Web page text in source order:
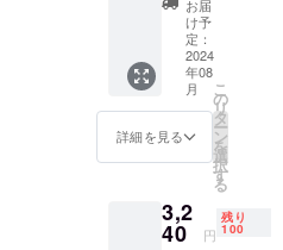
ター
100ml
1本
通常
2,200
円
→
1,980円
お届
け予
定：
2024
年08
月
詳細を見る
こ
の
リ
タ
ー
ン
を
選
択
す
る
3,2
40 円
残り
100